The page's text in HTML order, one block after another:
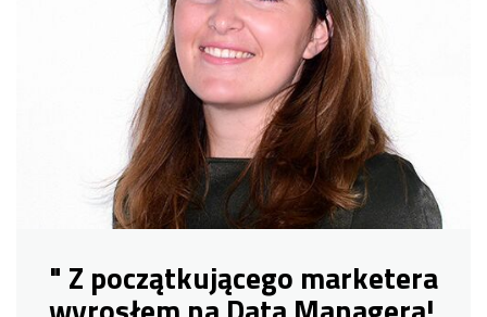
" Z początkującego marketera